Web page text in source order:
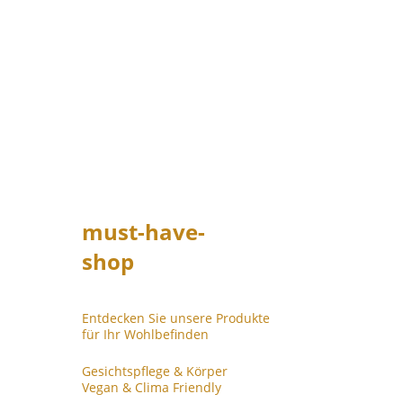
Entdecken Sie unsere Produkte
für Ihr Wohlbefinden
must-have-
shop
Gesichtspflege & Körper
Vegan & Clima Friendly